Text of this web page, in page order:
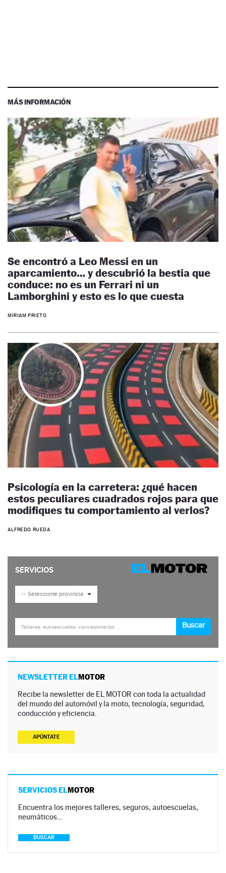
MÁS INFORMACIÓN
Se encontró a Leo Messi en un
aparcamiento… y descubrió la bestia que
conduce: no es un Ferrari ni un
Lamborghini y esto es lo que cuesta
MIRIAM PRIETO
Psicología en la carretera: ¿qué hacen
estos peculiares cuadrados rojos para que
modifiques tu comportamiento al verlos?
ALFREDO RUEDA
NEWSLETTER ELMOTOR
Recibe la newsletter de EL MOTOR con toda la actualidad
del mundo del automóvil y la moto, tecnología, seguridad,
conducción y eficiencia.
APÚNTATE
SERVICIOS ELMOTOR
Encuentra los mejores talleres, seguros, autoescuelas,
neumáticos…
BUSCAR